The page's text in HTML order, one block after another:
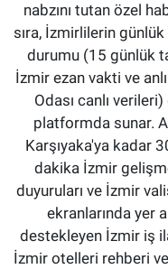
nabzını tutan özel
sıra, İzmirlilerin günlük
durumu (15 günlük
İzmir ezan vakti ve
Odası canlı
platformda sunar.
Karşıyaka'ya kadar
dakika İzmir
duyuruları ve İzmir
ekranlarında yer
destekleyen İzmir iş
İzmir otelleri rehberi